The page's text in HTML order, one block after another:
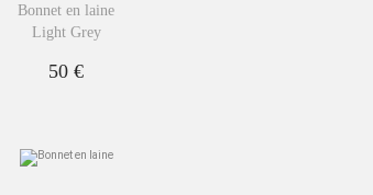
Bonnet en laine
Light Grey
50 €